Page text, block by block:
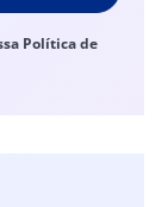
Política de